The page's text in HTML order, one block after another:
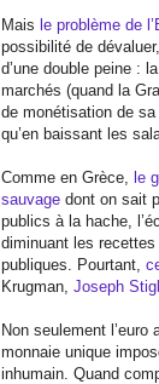
Mais le problème de
possibilité de
d’une double peine :
marchés (quand la
de monétisation de
qu’en baissant les
Comme en Grèce, le
sauvage dont on sait
publics à la hache,
diminuant les
publiques. Pourtant,
Krugman, Joseph
Non seulement l’euro
monnaie unique
inhumain. Quand